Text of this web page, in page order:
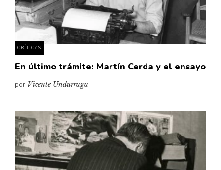
Pensamiento ilustrado
Personaje
Personajes secundarios
Política
Sociedad
Vidas paralelas
Voces y lecturas
CRÍTICAS
En último trámite: Martín Cerda y el ensayo
por Vicente Undurraga